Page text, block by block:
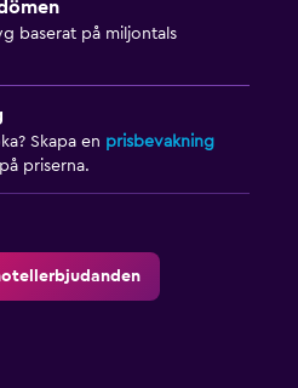
baserat på miljontals
Skapa en prisbevakning
priserna.